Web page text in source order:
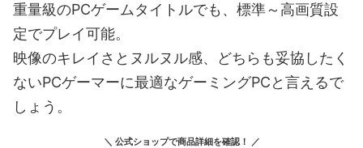
重量級のPCゲームタイトルでも、標準～高画質設
定でプレイ可能。
映像のキレイさとヌルヌル感、どちらも妥協したく
ないPCゲーマーに最適なゲーミングPCと言えるで
しょう。
＼ 公式ショップで商品詳細を確認！ ／